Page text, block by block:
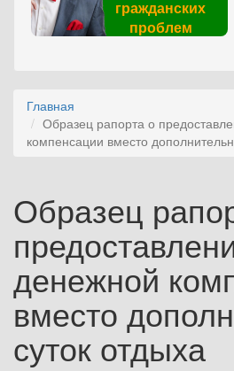
гражданских
проблем
Главная
Образец рапорта о
компенсации вместо
Образец
денежной
вместо
суток отдыха